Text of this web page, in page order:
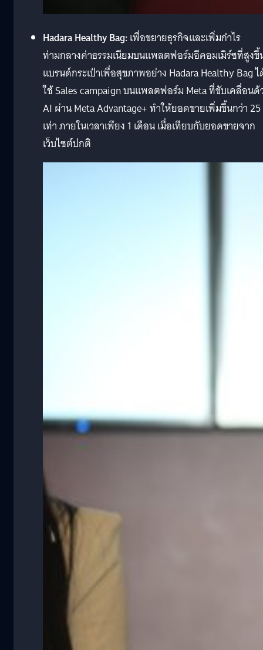
Hadara Healthy Bag:เพื่อขยายธุรกิจและเพิ่มกำไร
ท่ามกลางค่าธรรมเนียมบนแพลตฟอร์มอีคอมเมิร์ซที่สูงขึ้
แบรนด์กระเป๋าเพื่อสุขภาพอย่าง Hadara Healthy Bag
ใช้ Sales campaign บนแพลตฟอร์ม Meta ที่ขับเคลื่อนด้
AI ผ่าน Meta Advantage+ ทำให้ยอดขายเพิ่มขึ้นกว่า 25
เท่า ภายในเวลาเพียง 1 เดือน เมื่อเทียบกับยอดขายจาก
เว็บไซต์ปกติ